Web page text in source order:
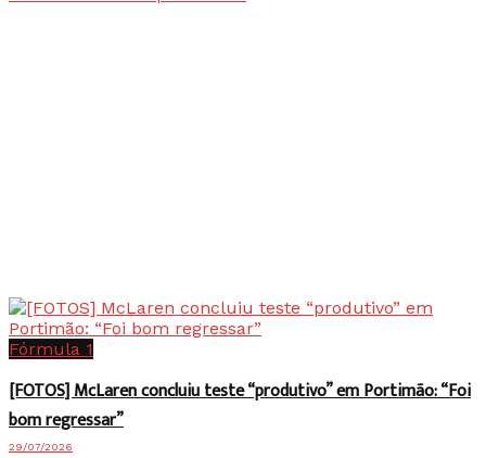
Fórmula 1
[FOTOS] McLaren concluiu teste “produtivo” em Portimão: “Foi
bom regressar”
29/07/2026